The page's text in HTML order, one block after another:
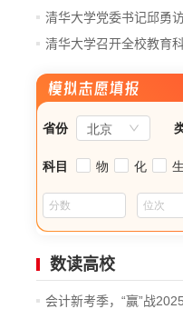
院
清华大学党委书记邱勇
清华大学召开全校教育
数读高校
会计新考季，“赢”战